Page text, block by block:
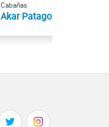
Cabañas
Akar Patagonia